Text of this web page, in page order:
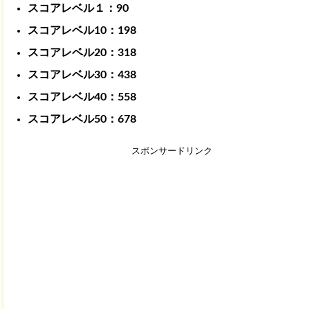
スコアレベル１：90
スコアレベル10：198
スコアレベル20：318
スコアレベル30：438
スコアレベル40：558
スコアレベル50：678
スポンサードリンク